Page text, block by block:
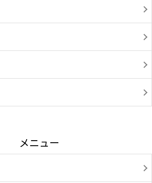
メニュー